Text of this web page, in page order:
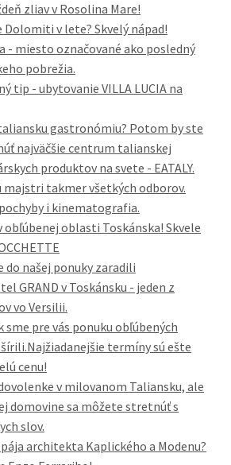
zliav v Rosolina Mare!
Dolomiti v lete? Skvelý nápad!
- miesto označované ako posledný
pobrežia.
tip - ubytovanie VILLA LUCIA na
gastronómiu? Potom by ste
najväčšie centrum talianskej
produktov na svete - EATALY.
majstri takmer všetkých odborov.
i kinematografia.
obľúbenej oblasti Toskánska! Skvele
do našej ponuky zaradili
GRAND v Toskánsku - jeden z
vo Versilii.
sme pre vás ponuku obľúbených
termíny sú ešte
cenu!
v milovanom Taliansku, ale
domovine sa môžete stretnúť s
slov.
architekta Kaplického a Modenu?